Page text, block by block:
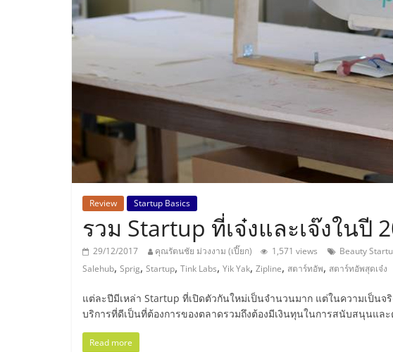
ThaiSMEsCenter,
รวม
ธุรกิจ
เอ
ส
เอ็
มอี
ไทย,
SMEs,
Review Startup Basics
รวม Startup ที่เจ๋งและเจ๊งในปี
29/12/2017 คุณรัตนชัย ม่วงงาม (เปี๊ยก) 1,571 views Beauty
Salehub, Sprig, Startup, Tink Labs, Yik Yak, Zipline, สตาร์ทอัพ, สตาร์ทอัพสุดเจ๋ง
แต่ละปีมีเหล่า Startup ที่เปิดตัวกันใหม่เป็นจำนวนมาก แต่ในความเป็น
บริการที่ดีเป็นที่ต้องการของตลาดรวมถึงต้องมีเงินทุนในการสนับสนุนแล
Read more